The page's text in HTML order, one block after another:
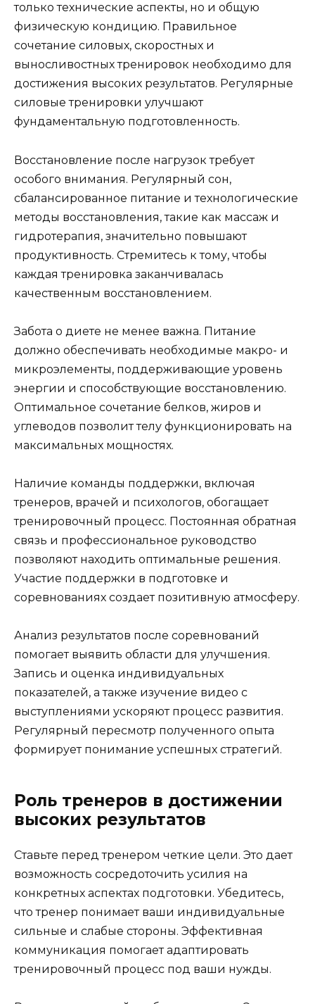
только технические аспекты, но и общую
физическую кондицию. Правильное
сочетание силовых, скоростных и
выносливостных тренировок необходимо для
достижения высоких результатов. Регулярные
силовые тренировки улучшают
фундаментальную подготовленность.
Восстановление после нагрузок требует
особого внимания. Регулярный сон,
сбалансированное питание и технологические
методы восстановления, такие как массаж и
гидротерапия, значительно повышают
продуктивность. Стремитесь к тому, чтобы
каждая тренировка заканчивалась
качественным восстановлением.
Забота о диете не менее важна. Питание
должно обеспечивать необходимые макро- и
микроэлементы, поддерживающие уровень
энергии и способствующие восстановлению.
Оптимальное сочетание белков, жиров и
углеводов позволит телу функционировать на
максимальных мощностях.
Наличие команды поддержки, включая
тренеров, врачей и психологов, обогащает
тренировочный процесс. Постоянная обратная
связь и профессиональное руководство
позволяют находить оптимальные решения.
Участие поддержки в подготовке и
соревнованиях создает позитивную атмосферу.
Анализ результатов после соревнований
помогает выявить области для улучшения.
Запись и оценка индивидуальных
показателей, а также изучение видео с
выступлениями ускоряют процесс развития.
Регулярный пересмотр полученного опыта
формирует понимание успешных стратегий.
Роль тренеров в достижении
высоких результатов
Ставьте перед тренером четкие цели. Это дает
возможность сосредоточить усилия на
конкретных аспектах подготовки. Убедитесь,
что тренер понимает ваши индивидуальные
сильные и слабые стороны. Эффективная
коммуникация помогает адаптировать
тренировочный процесс под ваши нужды.